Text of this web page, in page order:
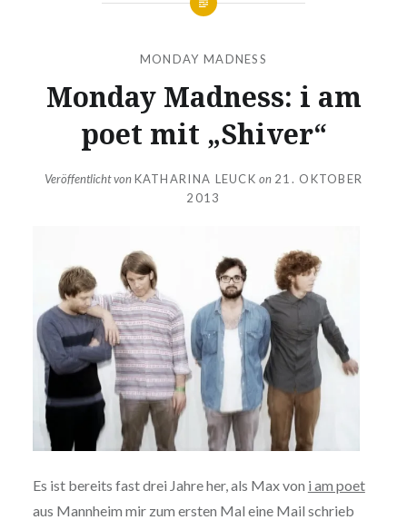
MONDAY MADNESS
Monday Madness: i am
poet mit „Shiver“
Veröffentlicht vonKATHARINA LEUCK on 21. OKTOBER
2013
Es ist bereits fast drei Jahre her, als Max von i am poet
aus Mannheim mir zum ersten Mal eine Mail schrieb